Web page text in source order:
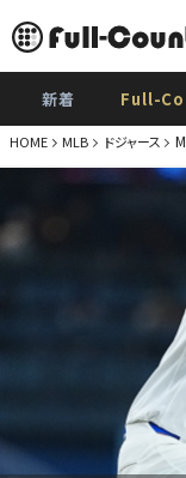
新着 Full-
HOME MLB ドジャース